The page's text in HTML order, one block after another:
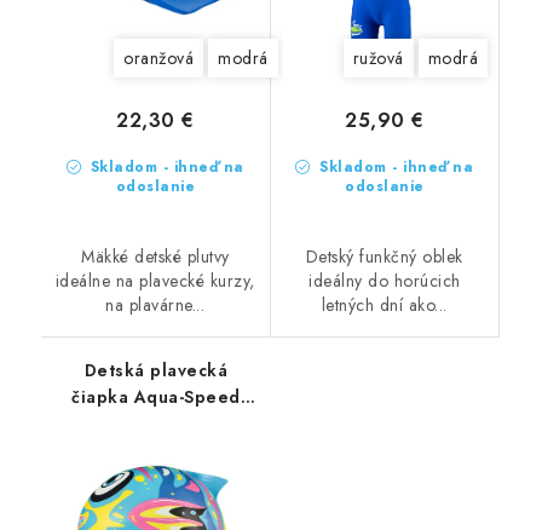
oranžová modrá
Skladom - ihneď na
odoslanie
22,30 €
Mäkké detské plutvy
ideálne na plavecké kurzy,
na plavárne...
ružová modrá
Skladom - ihneď na
odoslanie
25,90 €
Detský funkčný oblek
ideálny do horúcich
letných dní ako...
Detská plavecká
čiapka Aqua-Speed